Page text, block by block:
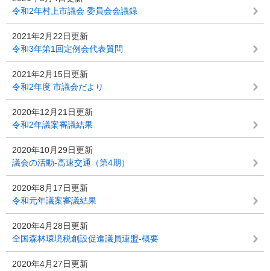
令和2年村上市議会 委員会会議録
2021年2月22日更新
令和3年第1回定例会代表質問
2021年2月15日更新
令和2年度 市議会だより
2020年12月21日更新
令和2年議案審議結果
2020年10月29日更新
議会の活動-高速交通（第4期）
2020年8月17日更新
令和元年議案審議結果
2020年4月28日更新
全国森林環境税創設促進議員連盟-概要
2020年4月27日更新